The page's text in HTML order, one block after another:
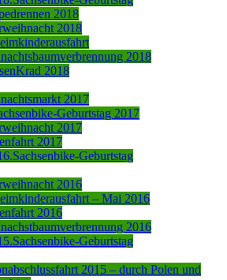
2018
2018
2018
2018
2017
Geburtstag 2017
2017
2017
Geburtstag
2016
– Mai 2016
2016
2016
Geburtstag
2015 – durch Polen und